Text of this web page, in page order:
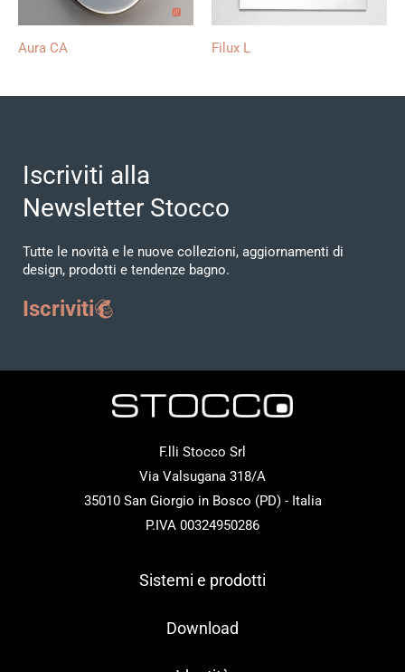
Aura CA Filux L
Iscriviti alla
Newsletter Stocco
Tutte le novità e le nuove collezioni, aggiornamenti di
design, prodotti e tendenze bagno.
Iscriviti
F.lli Stocco Srl
Via Valsugana 318/A
35010 San Giorgio in Bosco (PD) - Italia
P.IVA 00324950286
Sistemi e prodotti
Download